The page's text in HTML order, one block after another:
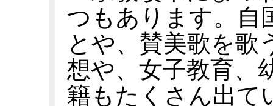
つもあります。自
とや、賛美歌を歌
想や、女子教育、
籍もたくさん出て